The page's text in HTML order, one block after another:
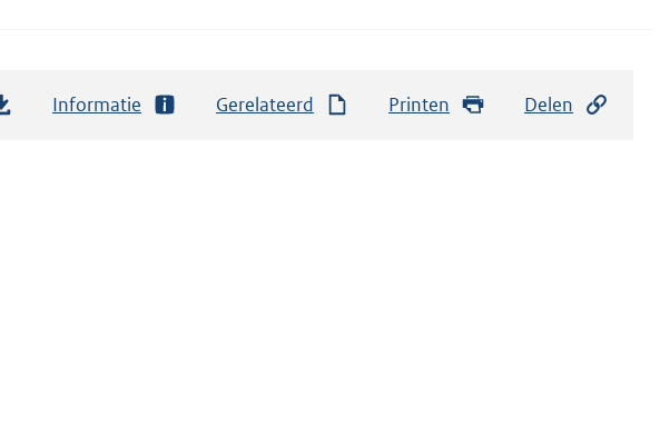
Informatie Gerelateerd Printen Delen